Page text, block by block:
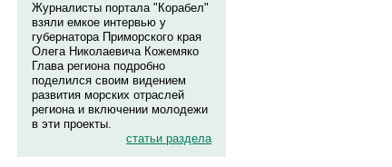
Журналисты портала "Корабел"
взяли емкое интервью у
губернатора Приморского края
Олега Николаевича Кожемяко
Глава региона подробно
поделился своим видением
развития морских отраслей
региона и включении молодежи
в эти проекты.
статьи раздела